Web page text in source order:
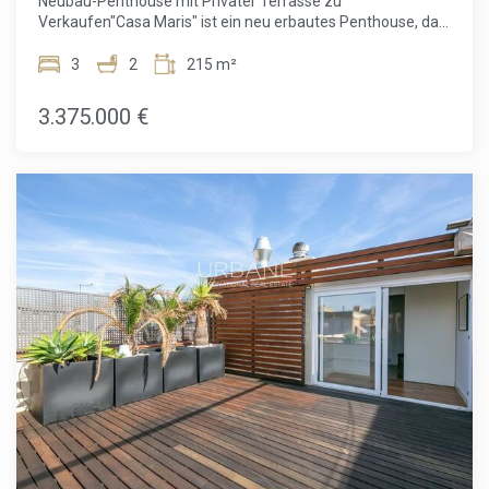
Verkaufen"Casa Maris" ist ein neu erbautes Penthouse, das
befindet. Dieses exquisite Penthouse mit 218 m², gelegen
historischen Gebäudes, bietet drei geräumige
Schlafzimmer, zwei davon en suite. Es verfügt außerdem
mit viel Platz, um das schöne Wetter Barcelonas zu
genießen.Das Penthouse ist Teil der "Casa Maris," einem
historischen Gebäude am Wasser, das den Charme seiner
ursprünglichen architektonischen Merkmale mit modernen
Annehmlichkeiten vereint. Die Bewohner werden die
eleganten Eisenbrüstungen, die Buntglasfenster, die
einzigartigen hydraulischen Böden und die sorgfältig
geschnitzten Holzelemente zu schätzen wissen. Diese
historischen Elemente werden nahtlos mit
zeitgenössischen Bautechnologien und modernster
Ausstattung kombiniert, um sowohl Komfort als auch Stil zu
gewährleisten.Neben dem luxuriösen Wohnraum bietet
"Casa Maris" seinen Bewohnern exklusive
Annehmlichkeiten. Das Gebäude verfügt über eine
gemeinschaftliche Dachterrasse mit atemberaubendem
3 2 215 m²
3.375.000 €